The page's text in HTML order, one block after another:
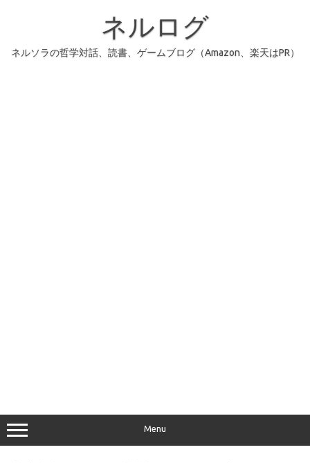
ネルログ
ネルソラの哲学対話、読書、ゲームブログ（Amazon、楽天はPR）
Menu